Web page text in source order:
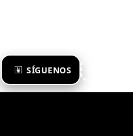
SÍGUENOS